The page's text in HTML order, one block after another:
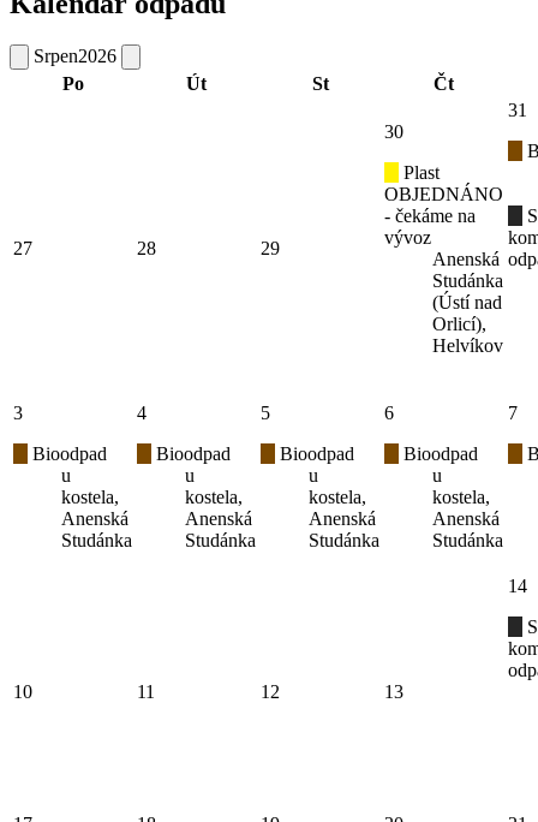
Srpen2026
Po
Út St Čt
27 28 29
30
Plast
OBJEDNÁNO
- čekáme na
vývoz
Anenská
Studánka
(Ústí nad
Orlicí),
Helvíkov
31
3
Bioodpad
u
kostela,
Anenská
Studánka
4
Bioodpad
u
kostela,
Anenská
Studánka
5
Bioodpad
u
kostela,
Anenská
Studánka
6
Bioodpad
u
kostela,
Anenská
Studánka
7
10 11 12 13
14